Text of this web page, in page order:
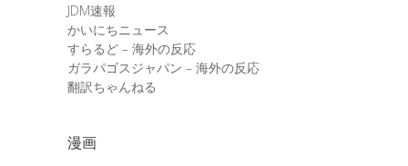
JDM速報
かいにちニュース
すらるど – 海外の反応
ガラパゴスジャパン – 海外の反応
翻訳ちゃんねる
漫画